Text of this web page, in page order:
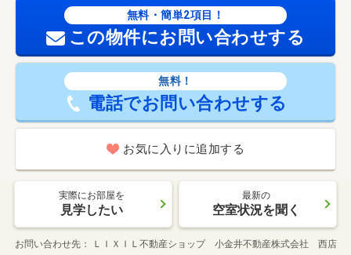
無料・簡単2項目！
この物件にお問い合わせする
無料！
電話でお問い合わせする
お気に入りに追加する
実際にお部屋を
見学したい
最新の
空室状況を聞く
お問い合わせ先 ＬＩＸＩＬ不動産ショップ 小金井不動産株式会社 西店